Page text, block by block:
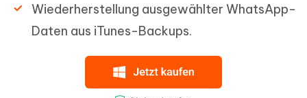
Wiederherstellung ausgewählter WhatsApp-
Daten aus iTunes-Backups.